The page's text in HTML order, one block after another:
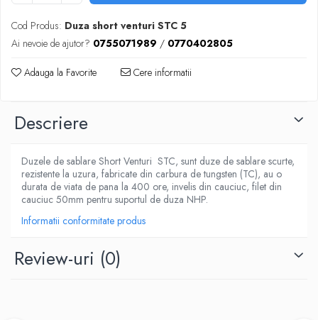
Cod Produs: Duza short venturi STC 5
Ai nevoie de ajutor? 0755071989 / 0770402805
Adauga la Favorite Cere informatii
Descriere
Duzele de sablare Short Venturi STC, sunt duze de sablare scurte,
rezistente la uzura, fabricate din carbura de tungsten (TC), au o
durata de viata de pana la 400 ore, invelis din cauciuc, filet din
cauciuc 50mm pentru suportul de duza NHP.
Informatii conformitate produs
Review-uri (0)